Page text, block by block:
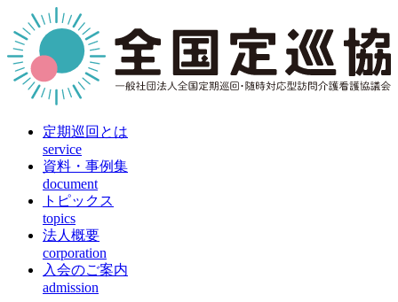
定期巡回とは
service
資料・事例集
document
トピックス
topics
法人概要
corporation
入会のご案内
admission